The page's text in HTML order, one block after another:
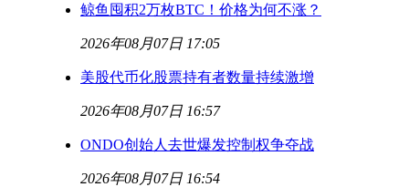
鲸鱼囤积2万枚BTC！价格为何不涨？
2026年08月07日 17:05
美股代币化股票持有者数量持续激增
2026年08月07日 16:57
ONDO创始人去世爆发控制权争夺战
2026年08月07日 16:54